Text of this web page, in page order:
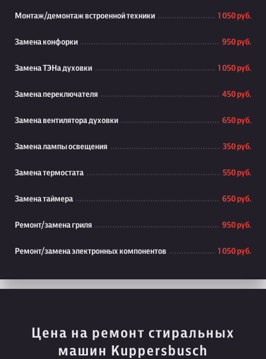
Монтаж/демонтаж встроенной техники 1 050 руб.
Замена конфорки 950 руб.
Замена ТЭНа духовки 1 050 руб.
Замена переключателя 450 руб.
Замена вентилятора духовки 650 руб.
Замена лампы освещения 350 руб.
Замена термостата 550 руб.
Замена таймера 650 руб.
Ремонт/замена гриля 950 руб.
Ремонт/замена электронных компонентов 1 050 руб.
Цена на ремонт стиральных
машин Kuppersbusch